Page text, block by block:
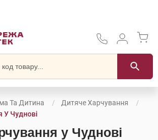
Та Дитина
Дитяче Харчування
У Чуднові
у Чуднові